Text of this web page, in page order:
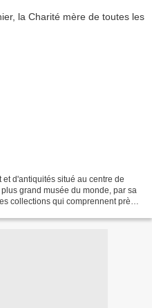
d'antiquités situé au centre de
grand musée du monde, par sa
collections qui comprennent près